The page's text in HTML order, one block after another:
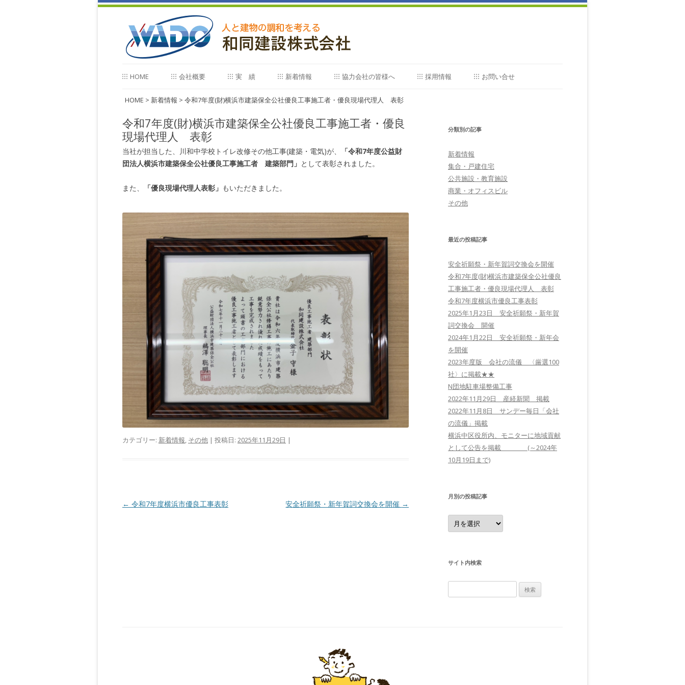
ン
テ
ツ
へ
キ
ッ
プ
HOME 会社概要
会社概要
沿革
ご挨拶
営業種目・所属団体
アクセス
実 績
実 績
受賞工事一覧
新着情報 協力会社の皆様へ 採用情報 お問い合せ
HOME > 新着情報 > 令和7年度(財)横浜市建築保全公社優良工事施工者・優良現場代理人 表彰
令和7年度(財)横浜市建築保全公社優良工事施工者・優良
現場代理人 表彰
当社が担当した、川和中学校トイレ改修その他工事(建築・電気)が、
「令和7年度公益財
団法人横浜市建築保全公社優良工事施工者 建築部門」 として表彰されました。
また、 「優良現場代理人表彰」 もいただきました。
カテゴリー: 新着情報, その他 | 投稿日: 2025年11月29日 |
投
← 令和7年度横浜市優良工事表彰 安全祈願祭・新年賀詞交換会を開催 →
分類別の記事
新着情報
集合・戸建住宅
公共施設・教育施設
商業・オフィスビル
その他
最近の投稿記事
安全祈願祭・新年賀詞交換会を開催
令和7年度(財)横浜市建築保全公社優良
工事施工者・優良現場代理人 表彰
令和7年度横浜市優良工事表彰
2025年1月23日 安全祈願祭・新年賀
詞交換会 開催
2024年1月22日 安全祈願祭・新年会
を開催
2023年度版 会社の流儀 〈厳選100
社〉に掲載★★
N団地駐車場整備工事
2022年11月29日 産経新聞 掲載
2022年11月8日 サンデー毎日「会社
の流儀」掲載
横浜中区役所内、モニターに地域貢献
として公告を掲載 (～2024年
10月19日まで)
月別の投稿記事
月
別
の
事
サイト内検索
索